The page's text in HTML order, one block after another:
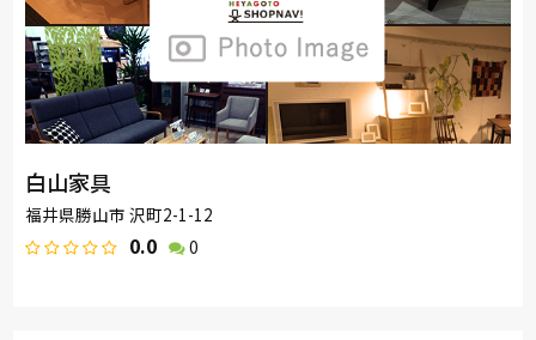
白山家具
福井県勝山市 沢町2-1-12
0.0 0